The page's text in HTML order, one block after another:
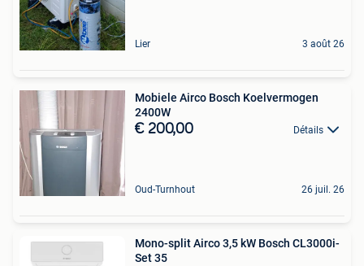
Lier 3 août 26
Mobiele Airco Bosch Koelvermogen
2400W
€ 200,00 Détails
Oud-Turnhout 26 juil. 26
Mono-split Airco 3,5 kW Bosch CL3000i-
Set 35